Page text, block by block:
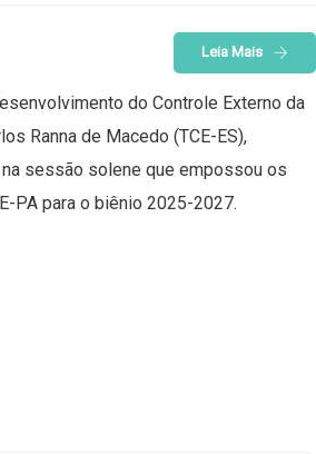
Leia Mais
do Controle Externo da
Ranna de Macedo (TCE-ES),
sessão solene que empossou os
PA para o biênio 2025-2027.